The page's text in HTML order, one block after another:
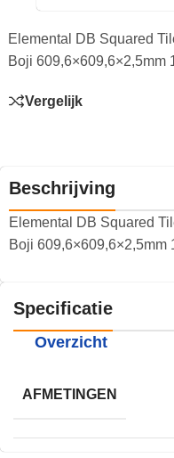
Elemental DB Squared
Boji 609,6×609,6×2,5mm
Vergelijk
Beschrijving
Elemental DB Squared
Boji 609,6×609,6×2,5mm
Specificatie
Overzicht
AFMETINGEN